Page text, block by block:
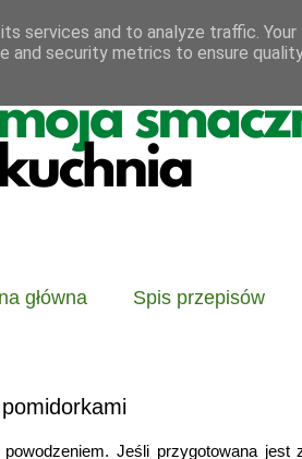
główna Spis przepisów
Jeśli przygotowana jest
services and to analyze traffic.
and security metrics to ensure